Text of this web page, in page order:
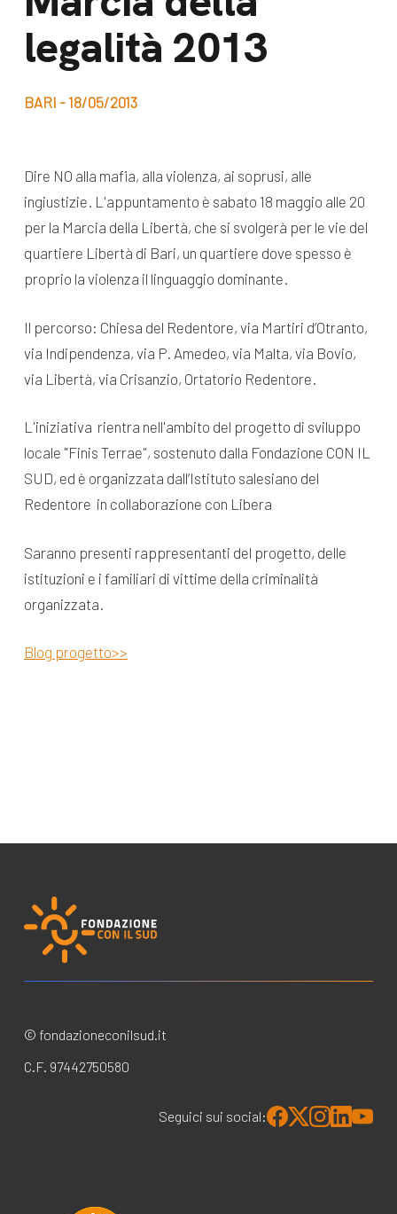
legalità 2013
BARI - 18/05/2013
Dire NO alla mafia, alla violenza, ai soprusi, alle
ingiustizie. L'appuntamento è sabato 18 maggio alle 20
per la Marcia della Libertà, che si svolgerà per le vie del
quartiere Libertà di Bari, un quartiere dove spesso è
proprio la violenza il linguaggio dominante.
Il percorso: Chiesa del Redentore, via Martiri d’Otranto,
via Indipendenza, via P. Amedeo, via Malta, via Bovio,
via Libertà, via Crisanzio, Ortatorio Redentore.
L'iniziativa rientra nell'ambito del progetto di sviluppo
locale "Finis Terrae", sostenuto dalla Fondazione CON IL
SUD, ed è organizzata dall’Istituto salesiano del
Redentore in collaborazione con Libera
Saranno presenti rappresentanti del progetto, delle
istituzioni e i familiari di vittime della criminalità
organizzata.
Blog progetto>>
© fondazioneconilsud.it
C.F. 97442750580
Seguici sui social:
Lavora con noi
Bilancio di
missione
appuntamenti
News
Appuntamenti
dal Sud
Campagne
Videomagazine
e blog progetti
Seguici sui social: